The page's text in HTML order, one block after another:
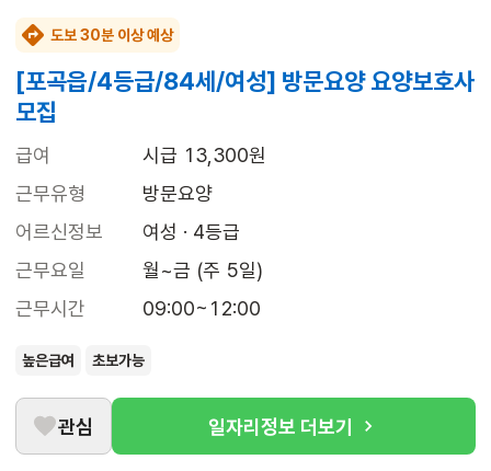
도보 30분 이상 예상
[포곡읍/4등급/84세/여성] 방문요양 요양보호사
모집
급여
시급 13,300원
근무유형
방문요양
어르신정보
여성 · 4등급
근무요일
월~금 (주 5일)
근무시간
09:00~12:00
높은급여 초보가능
관심 일자리정보 더보기